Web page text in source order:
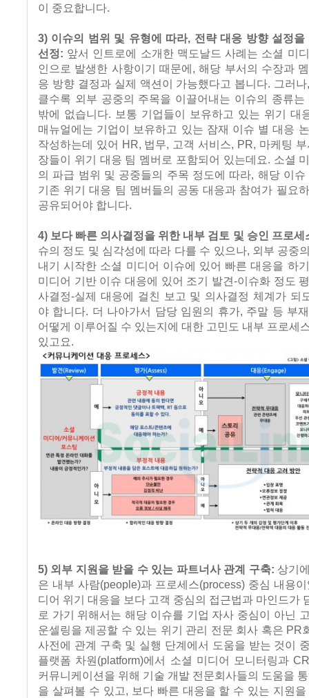
이 중요합니다.
3) 이슈의 범위 및 유형에 따라, 전략 대응 방향 설정
선정: 앞서 인트로에 소개한 맥도날드 사례는 소셜 미
인으로 발생한 사항이기 때문에, 해당 부서의 수장과
응 방향 결정과 실제 액션이 가능했다고 봅니다. 그러
클수록 외부 공중의 주목을 이끌어내는 이슈의 종류
밖에 없습니다. 보통 기업들이 보유하고 있는 위기 대
매뉴얼에는 기업이 보유하고 있는 잠재 이슈 별 대응
작성하는데 있어 HR, 법무, 고객 서비스, PR, 마케팅
장들이 위기 대응 팀 멤버로 포함되어 있는데요. 소셜
의 파급 범위 및 공중들의 주목 정도에 따라, 해당 이
기존 위기 대응 팀 멤버들의 공동 대응과 참여가 필요
공유되어야 합니다.
4) 보다 빠른 의사결정을 위한 내부 검토 및 승인 프로세
슈의 정도 및 심각성에 따라 다를 수 있으나, 외부 공중
내기 시작한 소셜 미디어 이슈에 있어 빠른 대응을 하
미디어 기반 이슈 대응에 있어 조기 발견-이슈화 정도
사결정-실제 대응에 걸친 보고 및 의사결정 체계가 되
야 합니다. 더 나아가서 담당 임원의 휴가, 주말 등 부
어떻게 이루어질 수 있는지에 대한 고민도 내부 프로세
있고요.
5) 외부 지원을 받을 수 있는 파트너사 관계 구축: 상기
은 내부 사람(people)과 프로세스(process) 중심 내용
디어 위기 대응을 보다 고객 중심의 접근법과 마인드가
로 가기 위해서는 해당 이슈를 기업 자사 중심이 아닌
운셀링을 제공할 수 있는 위기 관리 전문 회사 혹은 PR
사전에 관계 구축 및 실행 단계에서 도움을 받는 것이
플랫폼 차원(platform)에서 소셜 미디어 모니터링과
커뮤니케이션을 위해 기술 개발 전문회사들의 도움을
을 살펴볼 수 있고, 보다 빠른 대응을 할 수 있는 지원